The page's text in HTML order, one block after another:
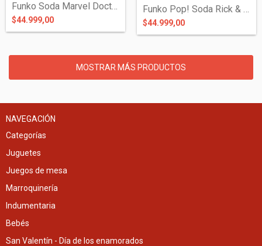
Funko Soda Marvel Doctor Strange
$44.999,00 $44.999,00
MOSTRAR MÁS PRODUCTOS
NAVEGACIÓN
Categorías
Juguetes
Juegos de mesa
Marroquinería
Indumentaria
Bebés
San Valentín - Día de los enamorados